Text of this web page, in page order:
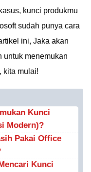
kunci produkmu
sudah punya cara
ini, Jaka akan
untuk menemukan
kita mulai!
Kunci
Modern)?
Pakai Office
Kunci